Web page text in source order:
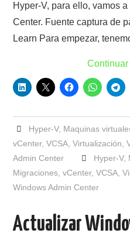
Hyper-V, para ello, vamos
Center. Fuente captura de
Learn Para empezar,
Hyper-V, Maquinas
vCenter,VCSA ,Virtualización ,
Admin Center
Hyper-V,
Migraciones ,vCenter,VCSA ,
Windows Admin Center
Actualizar